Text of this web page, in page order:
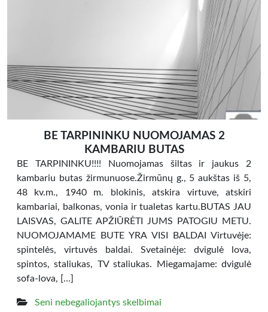
BE TARPININKU NUOMOJAMAS 2
KAMBARIU BUTAS
BE TARPININKU!!!! Nuomojamas šiltas ir jaukus 2
kambariu butas žirmunuose.Žirmūnų g., 5 aukštas iš 5,
48 kv.m., 1940 m. blokinis, atskira virtuve, atskiri
kambariai, balkonas, vonia ir tualetas kartu.BUTAS JAU
LAISVAS, GALITE APŽIŪRĖTI JUMS PATOGIU METU.
NUOMOJAMAME BUTE YRA VISI BALDAI Virtuvėje:
spintelės, virtuvės baldai. Svetainėje: dvigulė lova,
spintos, staliukas, TV staliukas. Miegamajame: dvigulė
sofa-lova, […]
Seni nebegaliojantys skelbimai